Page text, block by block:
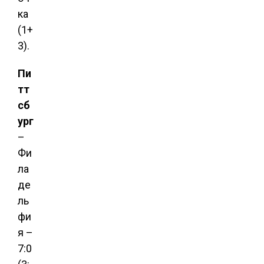
ка
(1+
3).
Пи
тт
сб
ург
–
Фи
ла
де
ль
фи
я –
7:0